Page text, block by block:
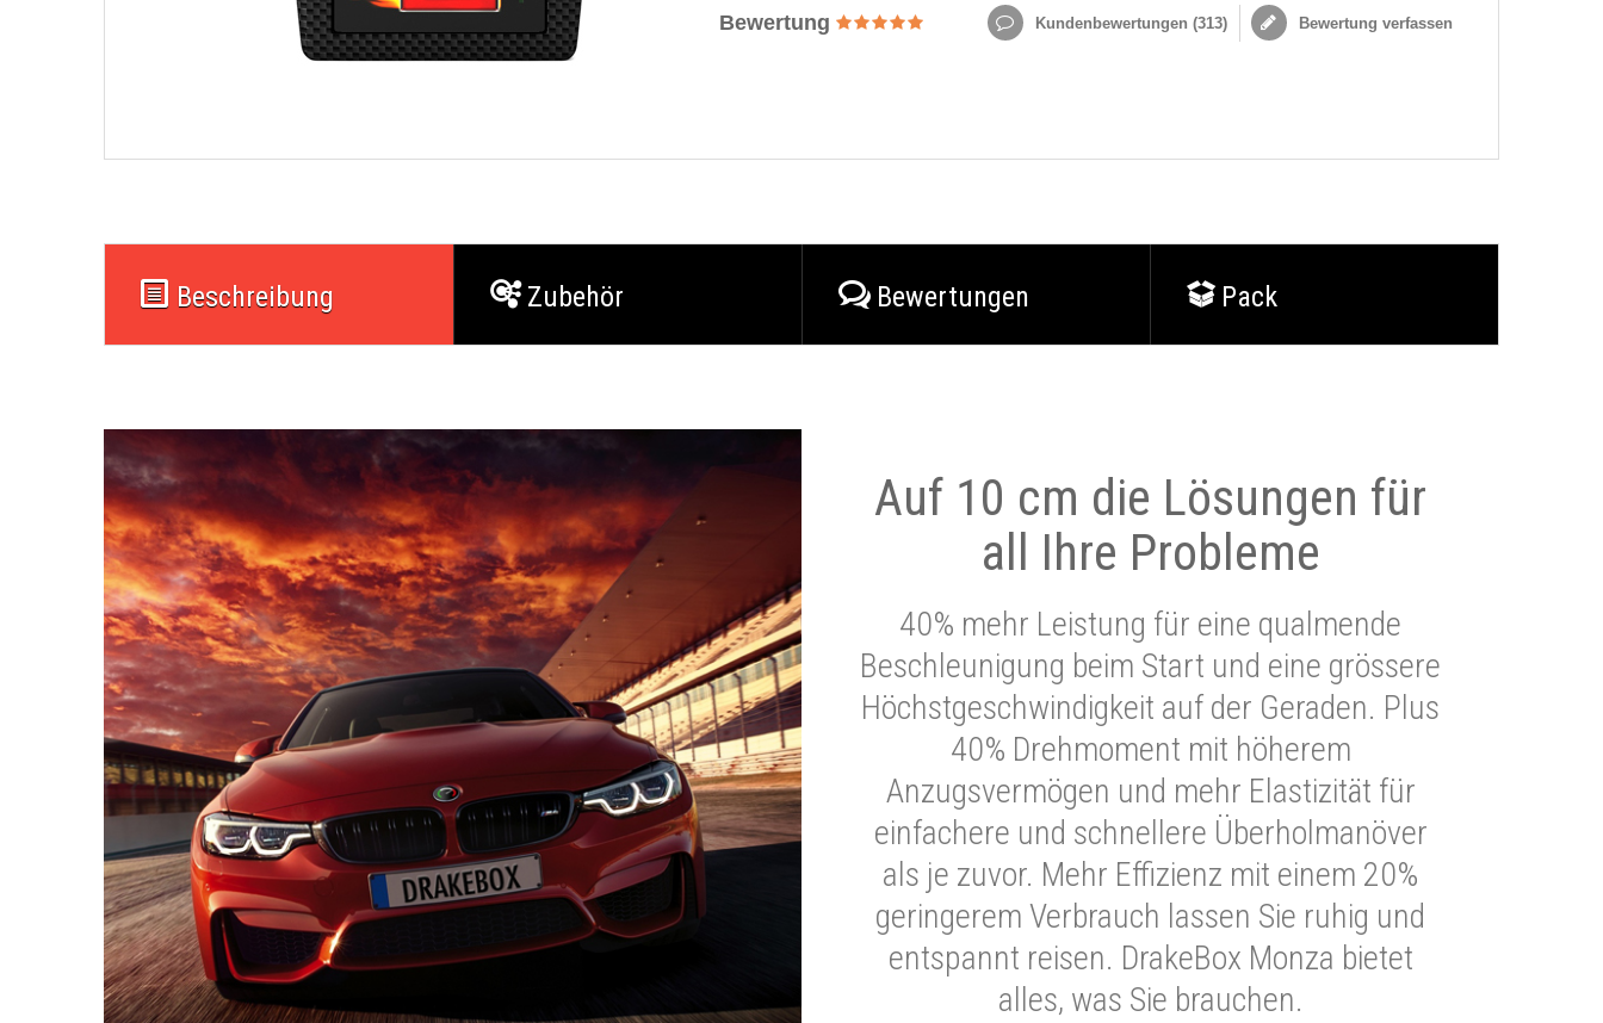
Bewertung Kundenbewertungen (313) Bewertung verfassen
Beschreibung Zubehör Bewertungen Pack
Auf 10 cm die Lösungen für
all Ihre Probleme
40% mehr Leistung für eine qualmende
Beschleunigung beim Start und eine grössere
Höchstgeschwindigkeit auf der Geraden. Plus
40% Drehmoment mit höherem
Anzugsvermögen und mehr Elastizität für
einfachere und schnellere Überholmanöver
als je zuvor. Mehr Effizienz mit einem 20%
geringerem Verbrauch lassen Sie ruhig und
entspannt reisen. DrakeBox Monza bietet
alles, was Sie brauchen.